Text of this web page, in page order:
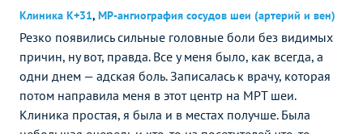
Клиника К+31, МР-ангиография сосудов шеи (артерий и вен)
Резко появились сильные головные боли без видимых
причин, ну вот, правда. Все у меня было, как всегда, а
одни днем — адская боль. Записалась к врачу, которая
потом направила меня в этот центр на МРТ шеи.
Клиника простая, я была и в местах получше. Была